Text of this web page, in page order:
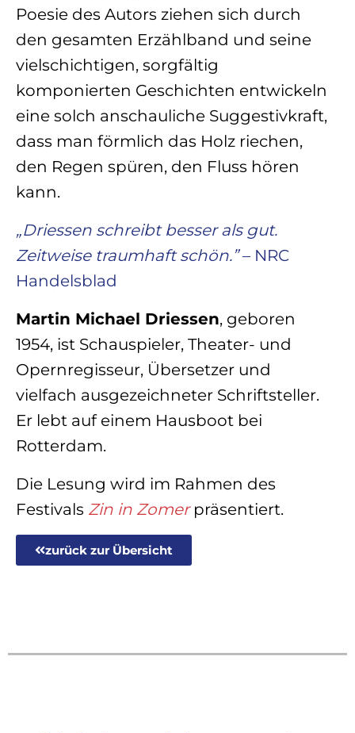
Poesie des Autors ziehen sich durch
den gesamten Erzählband und seine
vielschichtigen, sorgfältig
komponierten Geschichten entwickeln
eine solch anschauliche Suggestivkraft,
dass man förmlich das Holz riechen,
den Regen spüren, den Fluss hören
kann.
„Driessen schreibt besser als gut.
Zeitweise traumhaft schön.”– NRC
Handelsblad
Martin Michael Driessen, geboren
1954, ist Schauspieler, Theater- und
Opernregisseur, Übersetzer und
vielfach ausgezeichneter Schriftsteller.
Er lebt auf einem Hausboot bei
Rotterdam.
Die Lesung wird im Rahmen des
Festivals Zin in Zomerpräsentiert.
zurück zur Übersicht